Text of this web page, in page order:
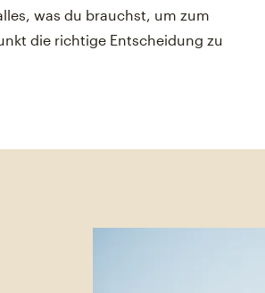
was du brauchst, um zum
die richtige Entscheidung zu